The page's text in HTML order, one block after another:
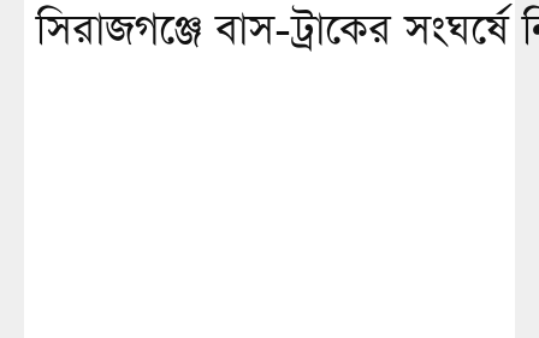
সিরাজগঞ্জে বাস-ট্রাকের